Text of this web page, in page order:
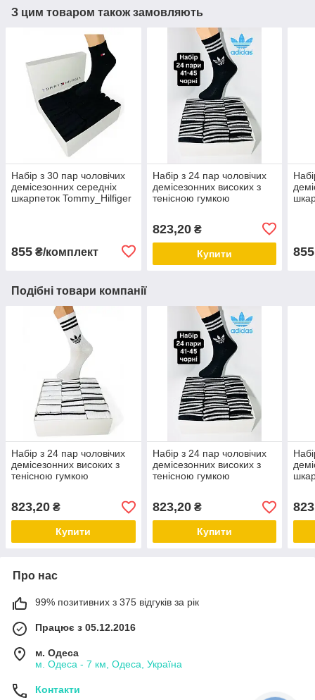
З цим товаром також замовляють
Набір з 30 пар чоловічих
демісезонних середніх
шкарпеток Tommy_Hilfiger
855 ₴/комплект
Набір з 24 пар чоловічих
демісезонних високих з
тенісною гумкою
823,20₴
Купити 855
Подібні товари компанії
Набір з 24 пар чоловічих
демісезонних високих з
тенісною гумкою
823,20 ₴
Купити
Набір з 24 пар чоловічих
демісезонних високих з
тенісною гумкою
823,20₴
Купити
Про нас
99% позитивних з 375 відгуків за рік
Працює з 05.12.2016
м. Одеса
м. Одеса - 7 км, Одеса, Україна
Контакти